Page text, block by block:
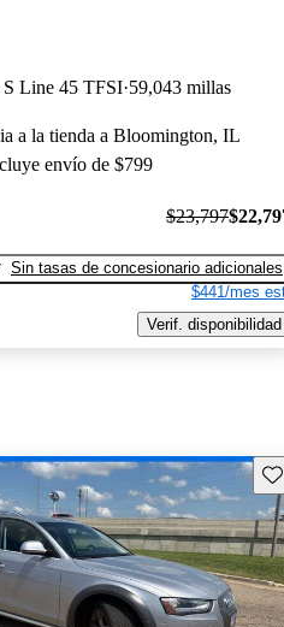
S Line 45 TFSI 59,043 millas
a la tienda a Bloomington, IL
envío de $799
$23,797
Sin tasas de concesionario adicionales
$441/mes
Verif. disponibilidad